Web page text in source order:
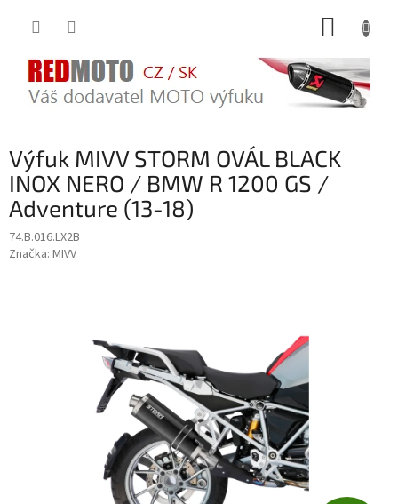
Výfuk MIVV STORM OVÁL BLACK
INOX NERO / BMW R 1200 GS /
Adventure (13-18)
74.B.016.LX2B
Značka: MIVV